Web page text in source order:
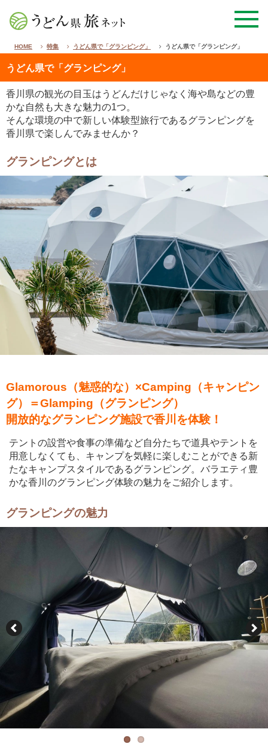
HOME 特集 うどん県で「グランピング」 うどん県で「グランピング」
うどん県で「グランピング」
香川県の観光の目玉はうどんだけじゃなく海や島などの豊
かな自然も大きな魅力の1つ。
そんな環境の中で新しい体験型旅行であるグランピングを
香川県で楽しんでみませんか？
グランピングとは
Glamorous（魅惑的な）×Camping（キャンピン
グ）＝Glamping（グランピング）
開放的なグランピング施設で香川を体験！
テントの設営や食事の準備など自分たちで道具やテントを
用意しなくても、キャンプを気軽に楽しむことができる新
たなキャンプスタイルであるグランピング。バラエティ豊
かな香川のグランピング体験の魅力をご紹介します。
グランピングの魅力